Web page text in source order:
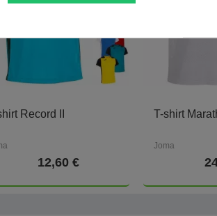
Record II
12,60 €
T-shirt
Joma